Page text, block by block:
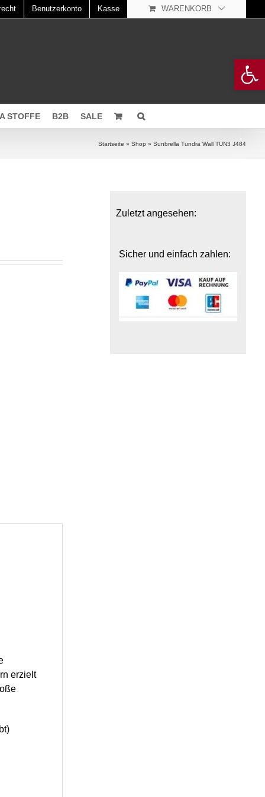
Benutzerkonto Kasse WARENKORB
STOFFE B2B SALE
Startseite » Shop » Sunbrella Tundra Wall TUN3 J484
erzielt
Zuletzt angesehen:
Sicher und einfach zahlen: